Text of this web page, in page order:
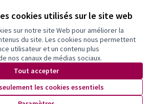
cookies utilisés sur le site web
sur notre site Web pour améliorer la
du site. Les cookies nous permettent
utilisateur et un contenu plus
nos canaux de médias sociaux.
Tout accepter
les cookies essentiels
: - Ecole primaire de la Barre -
Armée du Salut - La Marmotte -
- Fondation ABS – la
- Théâtre 2.21